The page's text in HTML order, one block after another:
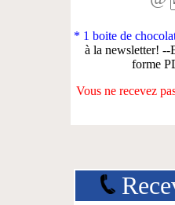
* 1 boite de
à la newsletter! --
forme
Vous ne recevez